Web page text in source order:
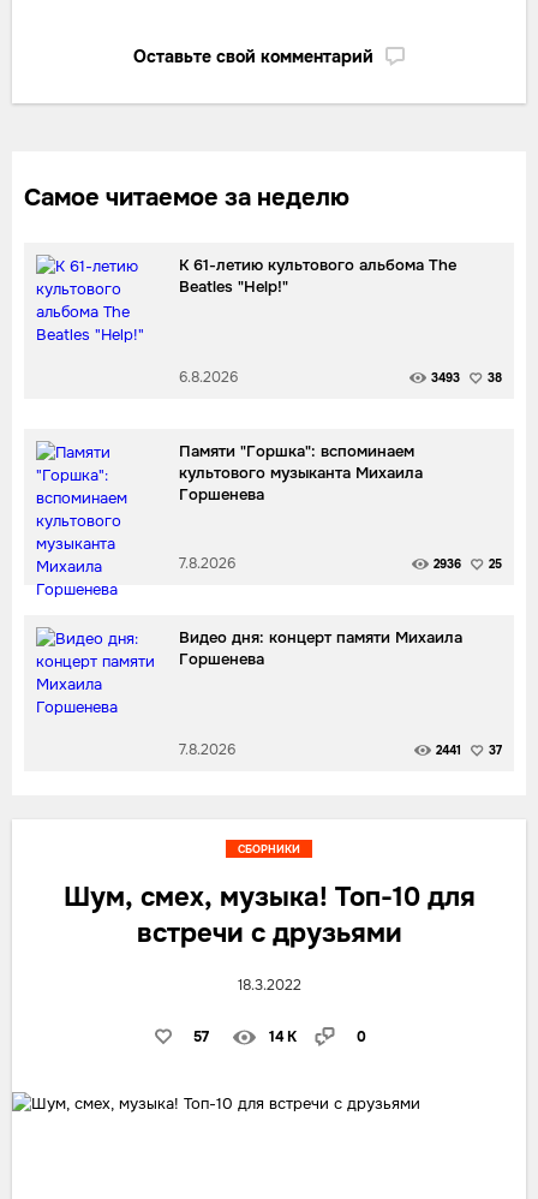
Оставьте свой комментарий
Самое читаемое за неделю
К 61-летию культового альбома The
Beatles "Help!"
6.8.2026 3493 38
Памяти "Горшка": вспоминаем
культового музыканта Михаила
Горшенева
7.8.2026 2936 25
Видео дня: концерт памяти Михаила
Горшенева
7.8.2026 2441 37
Шум, смех, музыка! Топ-10 для
встречи с друзьями
18.3.2022
57 14 K 0
СБОРНИКИ